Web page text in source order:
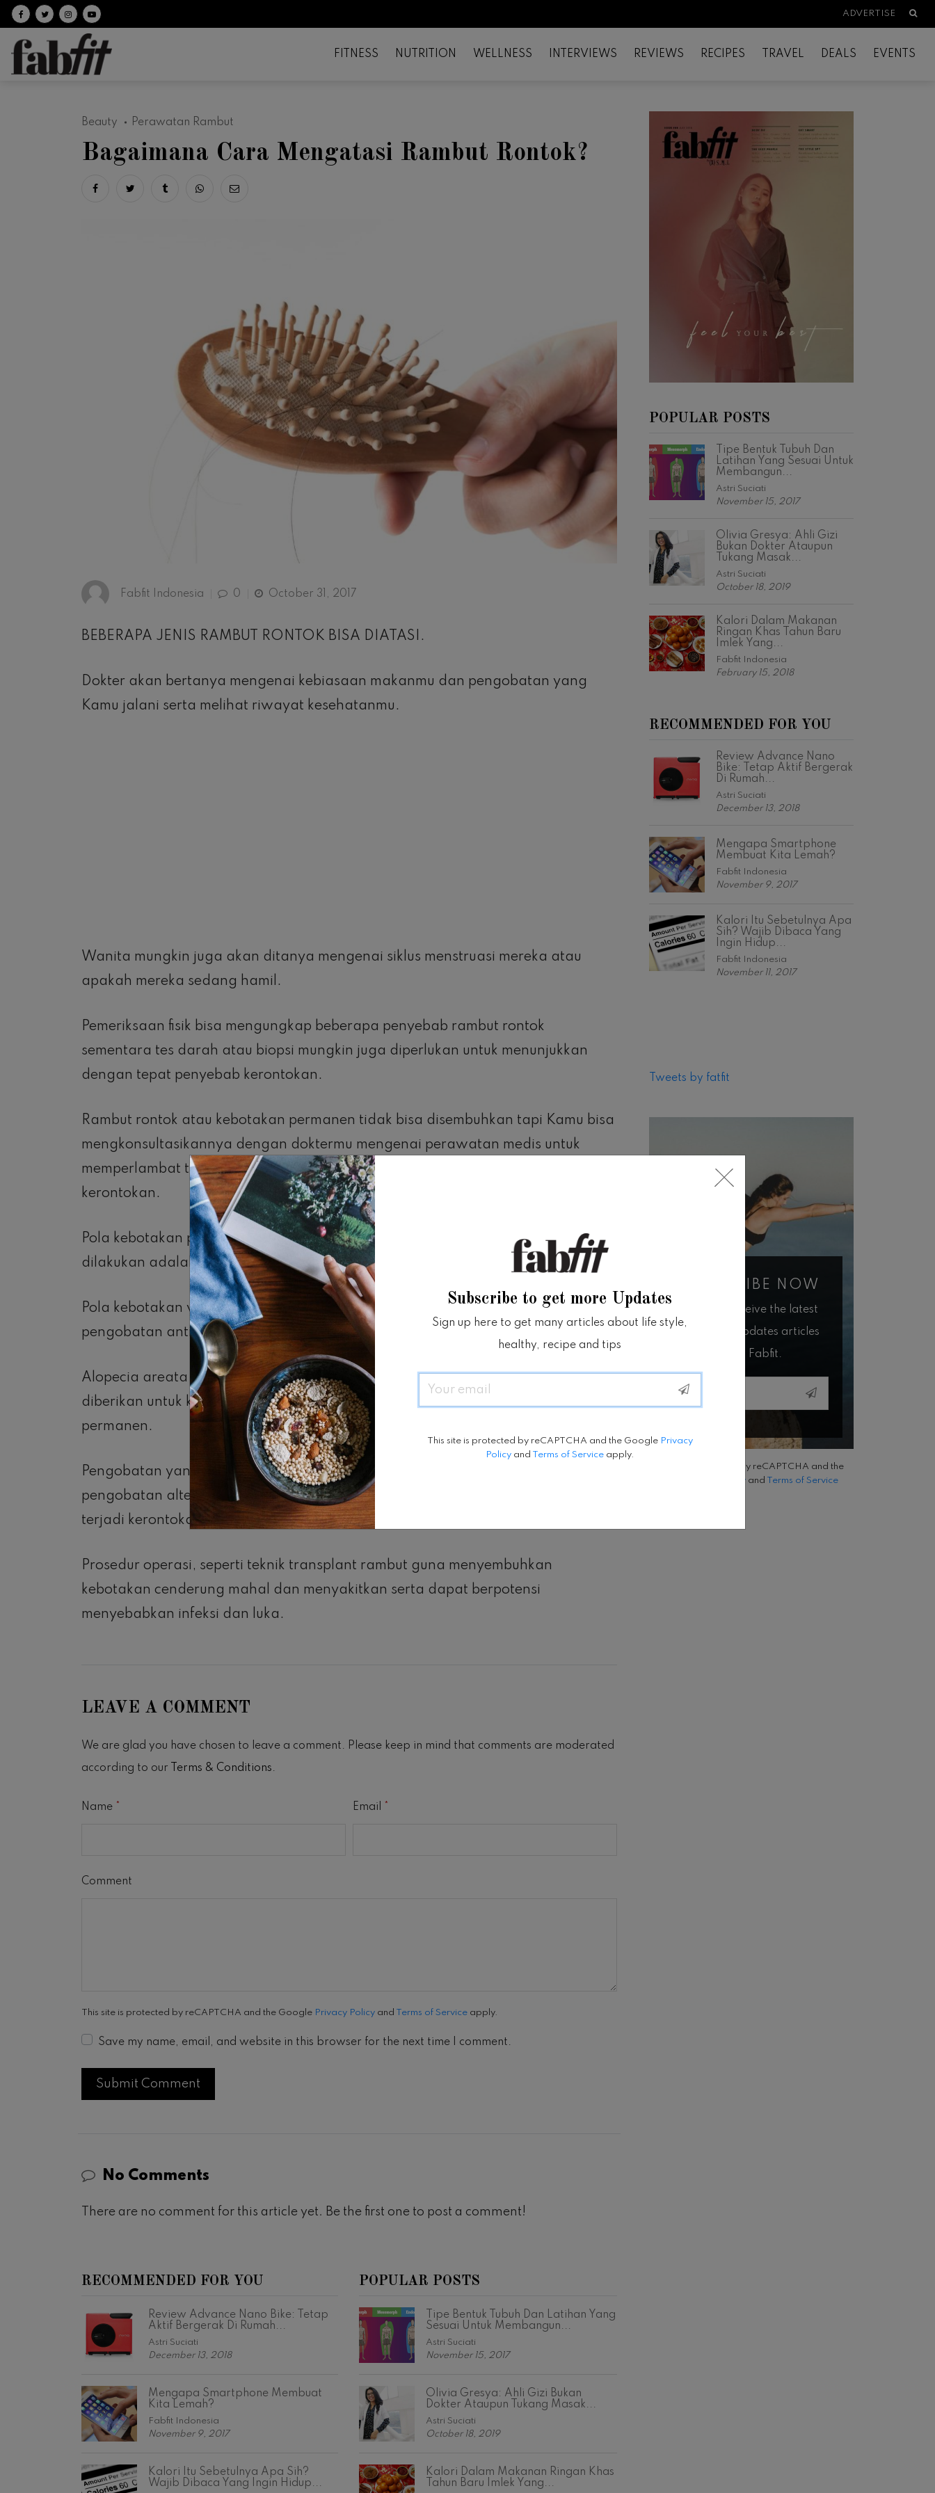
Follow on facebook
Follow on Twitter
Follow on Instagram
Follow on Youtube ADVERTISE
FITNESS NUTRITION WELLNESS INTERVIEWS REVIEWS RECIPES TRAVEL DEALS EVENTS
Beauty Perawatan Rambut
Bagaimana Cara Mengatasi Rambut Rontok?
Share on facebook
Share on twitter
Share on tumblr
Share via whatsapp
Share via email
Fabfit Indonesia 0 October 31, 2017
BEBERAPA JENIS RAMBUT RONTOK BISA DIATASI.
Dokter akan bertanya mengenai kebiasaan makanmu dan pengobatan yang
Kamu jalani serta melihat riwayat kesehatanmu.
Wanita mungkin juga akan ditanya mengenai siklus menstruasi mereka atau
apakah mereka sedang hamil.
Pemeriksaan fisik bisa mengungkap beberapa penyebab rambut rontok
sementara tes darah atau biopsi mungkin juga diperlukan untuk menunjukkan
dengan tepat penyebab kerontokan.
Rambut rontok atau kebotakan permanen tidak bisa disembuhkan tapi Kamu bisa
mengkonsultasikannya dengan doktermu mengenai perawatan medis untuk
memperlambat tingkat keparahan rambut rontok atau menyembunyikan
kerontokan.
Pola kebotakan pria tidak bisa disembuhkan tapi beberapa perawatan yang bisa
dilakukan adalah lotion minoxidil dan pengobatan finasteride.
Pola kebotakan wanita bisa diberikan resep lotion topical monoxidil dan
pengobatan antiandrogen.
Alopecia areata merespon krim kortison,
suntikan atau tablet oral mungkin perlu
diberikan untuk kasus yang lebih parah, walaupun terkadang kerontokan terjadi
permanen.
Pengobatan yang menyebabkan kerontokan rambut bisa diganti dengan
pengobatan alternatif dan ketidakseimbangan hormon perlu diatasi agar tidak
terjadi kerontokan lebih lanjut.
Prosedur operasi, seperti teknik transplant rambut guna menyembuhkan
kebotakan cenderung mahal dan menyakitkan serta dapat berpotensi
menyebabkan infeksi dan luka.
LEAVE A COMMENT
We are glad you have chosen to leave a comment. Please keep in mind that comments are moderated
according to our Terms & Conditions.
Name Email
Comment
This site is protected by reCAPTCHA and the Google Privacy Policy and Terms of Service apply.
Save my name, email, and website in this browser for the next time I comment.
No Comments
There are no comment for this article yet. Be the first one to post a comment!
RECOMMENDED FOR YOU
Review Advance Nano Bike: Tetap
Aktif Bergerak Di Rumah...
Astri Suciati
December 13, 2018
Mengapa Smartphone Membuat
Kita Lemah?
Fabfit Indonesia
November 9, 2017
Kalori Itu Sebetulnya Apa Sih?
Wajib Dibaca Yang Ingin Hidup...
POPULAR POSTS
Tipe Bentuk Tubuh Dan Latihan Yang
Sesuai Untuk Membangun...
Astri Suciati
November 15, 2017
Olivia Gresya: Ahli Gizi Bukan
Dokter Ataupun Tukang Masak...
Astri Suciati
October 18, 2019
Kalori Dalam Makanan Ringan Khas
Tahun Baru Imlek Yang...
POPULAR POSTS
Tipe Bentuk Tubuh Dan
Latihan Yang Sesuai Untuk
Membangun...
Astri Suciati
November 15, 2017
Olivia Gresya: Ahli Gizi
Bukan Dokter Ataupun
Tukang Masak...
Astri Suciati
October 18, 2019
Kalori Dalam Makanan
Ringan Khas Tahun Baru
Imlek Yang...
Fabfit Indonesia
February 15, 2018
RECOMMENDED FOR YOU
Review Advance Nano
Bike: Tetap Aktif Bergerak
Di Rumah...
Astri Suciati
December 13, 2018
Mengapa Smartphone
Membuat Kita Lemah?
Fabfit Indonesia
November 9, 2017
Kalori Itu Sebetulnya Apa
Sih? Wajib Dibaca Yang
Ingin Hidup...
Fabfit Indonesia
November 11, 2017
Tweets by fatfit
SUBSCRIBE NOW
You will receive the latest
news and updates articles
from Fabfit.
Email
This site is protected by reCAPTCHA and the
Privacy Policy and
Terms of Service
Subscribe to get more Updates
Sign up here to get many articles about life style,
healthy, recipe and tips
Email
This site is protected by reCAPTCHA and the Google Privacy
Policyand Terms of Serviceapply.